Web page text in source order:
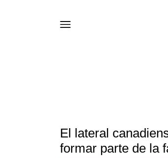
El lateral
formar parte de la